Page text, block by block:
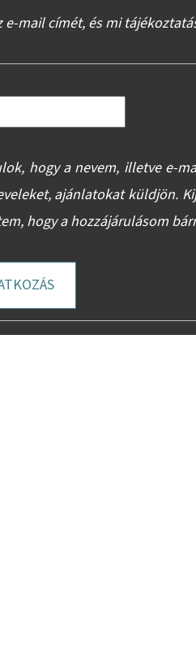
e-mail címét, és mi
hogy a nevem, illetve e-
ajánlatokat küldjön.
hogy a hozzájárulásom